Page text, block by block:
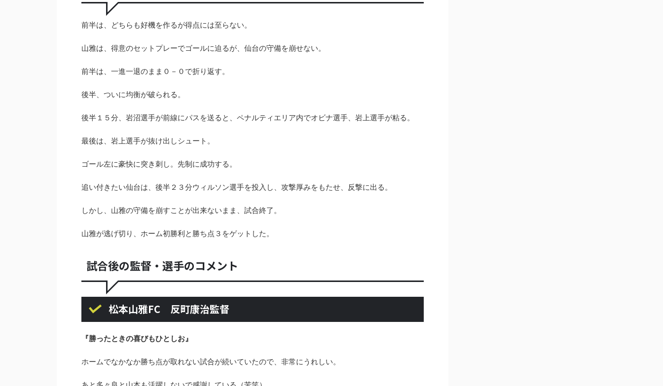
前半は、どちらも好機を作るが得点には至らない。
山雅は、得意のセットプレーでゴールに迫るが、仙台の守備を崩せない。
前半は、一進一退のまま０－０で折り返す。
後半、ついに均衡が破られる。
後半１５分、岩沼選手が前線にパスを送ると、ペナルティエリア内でオビナ選手、岩上選手が粘る。
最後は、岩上選手が抜け出しシュート。
ゴール左に豪快に突き刺し。先制に成功する。
追い付きたい仙台は、後半２３分ウィルソン選手を投入し、攻撃厚みをもたせ、反撃に出る。
しかし、山雅の守備を崩すことが出来ないまま、試合終了。
山雅が逃げ切り、ホーム初勝利と勝ち点３をゲットした。
試合後の監督・選手のコメント
松本山雅FC 反町康治監督
『勝ったときの喜びもひとしお』
ホームでなかなか勝ち点が取れない試合が続いていたので、非常にうれしい。